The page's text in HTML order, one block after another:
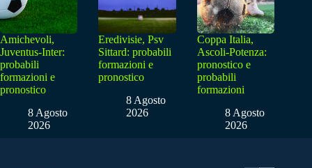
Amichevoli,
Juventus-Inter:
probabili
formazioni e
pronostico
8 Agosto
2026
Eredivisie, Psv
Sittard: probabili
formazioni e
pronostico
8 Agosto
2026
Coppa Italia,
Ascoli-Potenza:
pronostico e
probabili
formazioni
8 Agosto
2026